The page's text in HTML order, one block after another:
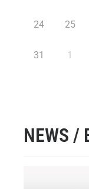
24 25
31 1
NEWS /